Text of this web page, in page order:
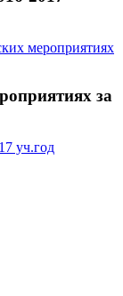
мероприятиях
за
уч.год